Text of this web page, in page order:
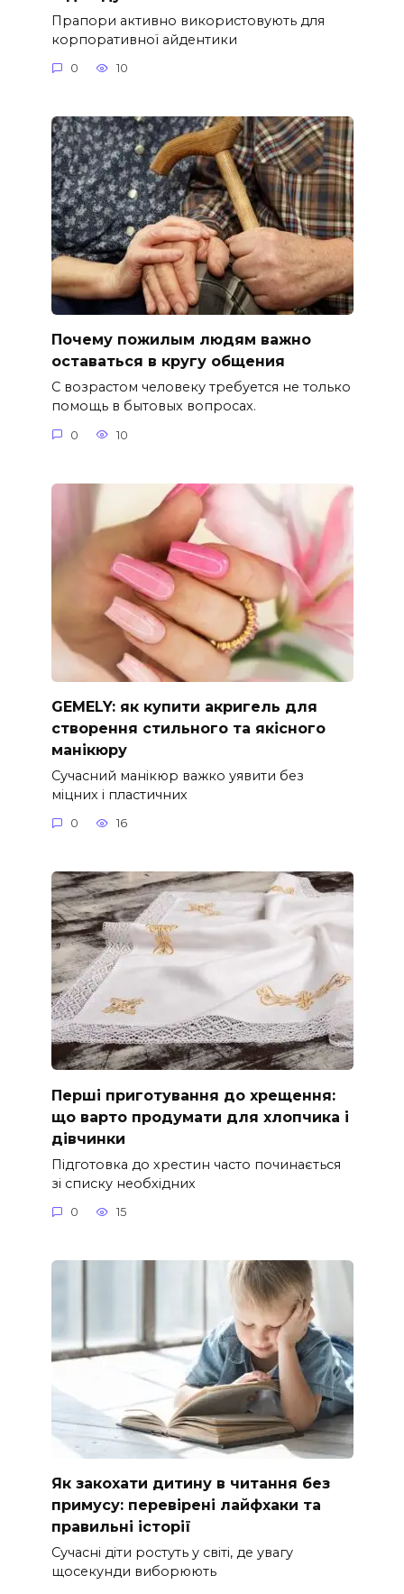
Прапори активно використовують для
корпоративної айдентики
0 10
Почему пожилым людям важно
оставаться в кругу общения
С возрастом человеку требуется не только
помощь в бытовых вопросах.
0 10
GEMELY: як купити акригель для
створення стильного та якісного
манікюру
Сучасний манікюр важко уявити без
міцних і пластичних
0 16
Перші приготування до хрещення:
що варто продумати для хлопчика і
дівчинки
Підготовка до хрестин часто починається
зі списку необхідних
0 15
Як закохати дитину в читання без
примусу: перевірені лайфхаки та
правильні історії
Сучасні діти ростуть у світі, де увагу
щосекунди виборюють